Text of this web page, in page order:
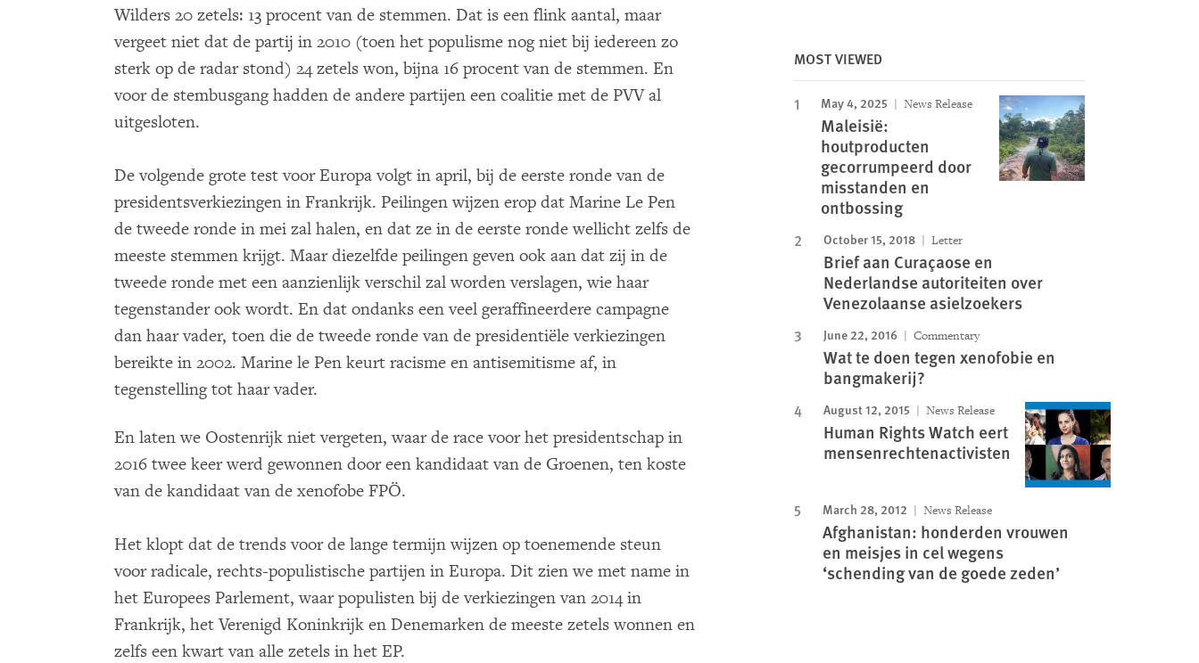
Wilders 20 zetels: 13 procent van de stemmen. Dat is een flink aantal, maar
vergeet niet dat de partij in 2010 (toen het populisme nog niet bij iedereen zo
sterk op de radar stond) 24 zetels won, bijna 16 procent van de stemmen. En
voor de stembusgang hadden de andere partijen een coalitie met de PVV al
uitgesloten.
De volgende grote test voor Europa volgt in april, bij de eerste ronde van de
presidentsverkiezingen in Frankrijk. Peilingen wijzen erop dat Marine Le Pen
de tweede ronde in mei zal halen, en dat ze in de eerste ronde wellicht zelfs de
meeste stemmen krijgt. Maar diezelfde peilingen geven ook aan dat zij in de
tweede ronde met een aanzienlijk verschil zal worden verslagen, wie haar
tegenstander ook wordt. En dat ondanks een veel geraffineerdere campagne
dan haar vader, toen die de tweede ronde van de presidentiële verkiezingen
bereikte in 2002. Marine le Pen keurt racisme en antisemitisme af, in
tegenstelling tot haar vader.
En laten we Oostenrijk niet vergeten, waar de race voor het presidentschap in
2016 twee keer werd gewonnen door een kandidaat van de Groenen, ten koste
van de kandidaat van de xenofobe FPÖ.
Het klopt dat de trends voor de lange termijn wijzen op toenemende steun
voor radicale, rechts-populistische partijen in Europa. Dit zien we met name in
het Europees Parlement, waar populisten bij de verkiezingen van 2014 in
Frankrijk, het Verenigd Koninkrijk en Denemarken de meeste zetels wonnen en
zelfs een kwart van alle zetels in het EP.
MOST VIEWED
May 4, 2025 News Release
Maleisië:
houtproducten
gecorrumpeerd door
misstanden en
ontbossing
October 15, 2018 Letter
Brief aan Curaçaose en
Nederlandse autoriteiten over
Venezolaanse asielzoekers
June 22, 2016 Commentary
Wat te doen tegen xenofobie en
bangmakerij?
August 12, 2015 News Release
Human Rights Watch eert
mensenrechtenactivisten
March 28, 2012 News Release
Afghanistan: honderden vrouwen
en meisjes in cel wegens
‘schending van de goede zeden’